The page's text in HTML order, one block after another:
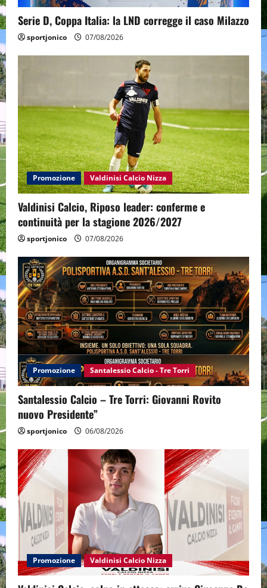
Serie D, Coppa Italia: la LND corregge il caso Milazzo
sportjonico 07/08/2026
Promozione Valdinisi Calcio Nizza
Valdinisi Calcio, Riposo leader: conferme e
continuità per la stagione 2026/2027
sportjonico 07/08/2026
Promozione Santalessio Calcio - Tre Torri
Santalessio Calcio – Tre Torri: Giovanni Rovito
nuovo Presidente”
sportjonico 06/08/2026
Promozione Valdinisi Calcio Nizza